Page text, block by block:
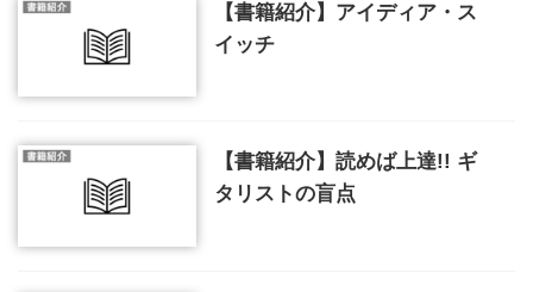
【書籍紹介】アイディア・ス
イッチ
【書籍紹介】読めば上達!! ギ
タリストの盲点